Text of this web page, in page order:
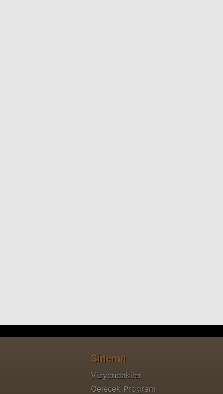
Sinema
Vizyondakiler
Gelecek Program